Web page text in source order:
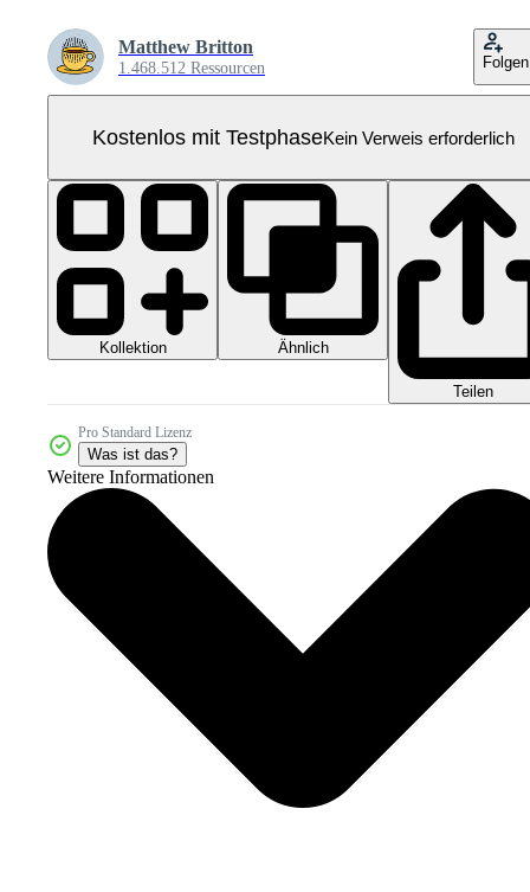
Matthew Britton
1.468.512 Ressourcen Folgen
Kostenlos mit TestphaseKein Verweis erforderlich
Kollektion Ähnlich
Teilen
Pro Standard Lizenz
Was ist das?
Weitere Informationen